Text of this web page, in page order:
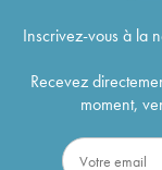
Inscrivez-vous à la
Recevez
moment,